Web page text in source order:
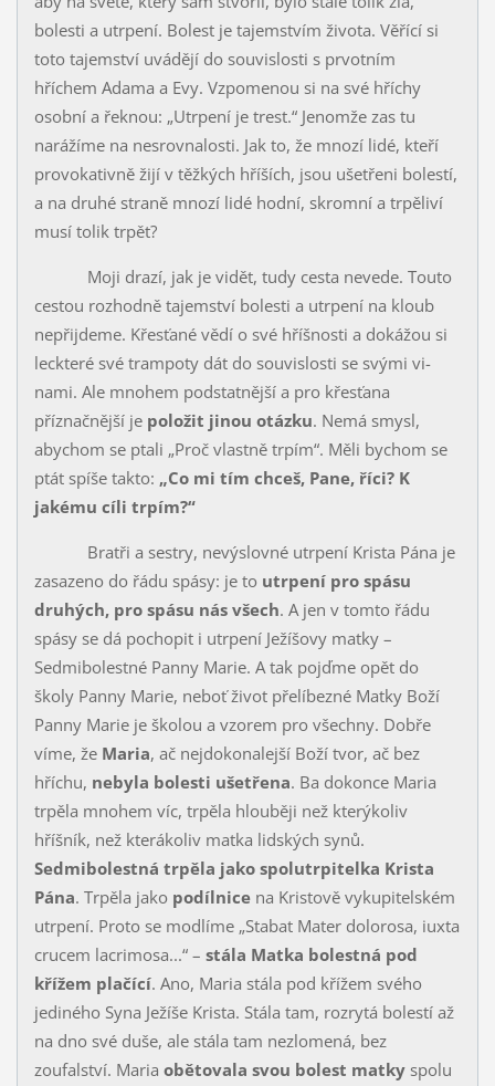
bolesti a utrpení. Bolest je tajemstvím života. Věřící si
toto tajemství uvádějí do souvislosti s prvotním
hříchem Adama a Evy. Vzpomenou si na své hříchy
osobní a řeknou: „Utrpení je trest.“ Jenomže zas tu
narážíme na nesrov­nalosti. Jak to, že mnozí lidé, kteří
provokativně žijí v těžkých hříších, jsou ušetřeni bolestí,
a na druhé straně mnozí lidé hodní, skromní a trpěliví
musí tolik trpět?
Moji drazí, jak je vidět, tudy cesta nevede. Touto
cestou rozhodně tajemství bolesti a utrpení na kloub
nepřijdeme. Křesťané vědí o své hříš­nosti a dokážou si
leckteré své trampoty dát do souvislosti se svými vi­
nami. Ale mnohem podstatnější a pro křesťana
příznačnější je položit jinou otázku. Nemá smysl,
abychom se ptali „Proč vlastně trpím“. Měli bychom se
ptát spíše takto: „Co mi tím chceš, Pane, říci? K
jakému cíli trpím?“
Bratři a sestry, nevýslovné utrpení Krista Pána je
zasazeno do řádu spásy: je to utrpení pro spásu
druhých, pro spásu nás všech. A jen v tomto řádu
spásy se dá pochopit i utrpení Ježíšovy matky –
Sedmibolestné Panny Marie. A tak pojďme opět do
školy Panny Marie, neboť život přelí­bezné Matky Boží
Panny Marie je školou a vzorem pro všechny. Dobře
víme, že Maria, ač nejdokonalejší Boží tvor, ač bez
hříchu, nebyla bolesti ušetřena. Ba dokonce Maria
trpěla mnohem víc, trpěla hlouběji než který­koliv
hříšník, než kterákoliv matka lidských synů.
Sedmibolestná trpěla jako spolutrpitelka Krista
Pána. Trpěla jako podílnicena Kristově vyku­pitelském
utrpení. Proto se modlíme „Stabat Mater dolorosa, iuxta
crucem lacrimosa...“ – stála Matka bolestná pod
křížem plačící. Ano, Maria stála pod křížem svého
jediného Syna Ježíše Krista. Stála tam, rozrytá bolestí až
na dno své duše, ale stála tam nezlomená, bez
zoufalství. Maria obětovala svou bolest matkyspolu